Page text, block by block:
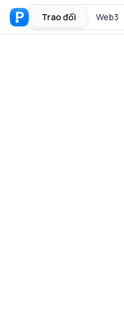
Trao đổi Web3